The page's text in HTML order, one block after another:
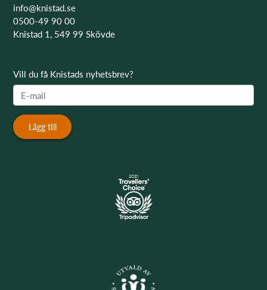
info@knistad.se
0500-49 90 00
Knistad 1, 549 99 Skövde
Vill du få Knistads nyhetsbrev?
Lägg till